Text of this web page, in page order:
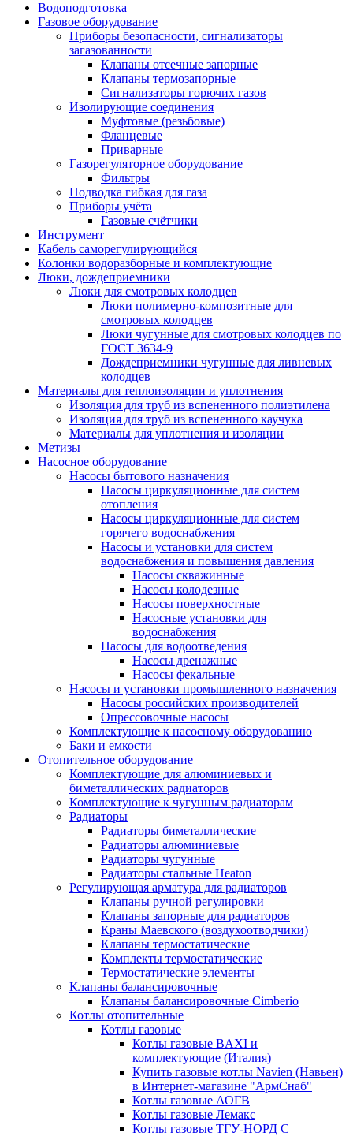
Водоподготовка
Газовое оборудование
Приборы безопасности, сигнализаторы
загазованности
Клапаны отсечные запорные
Клапаны термозапорные
Сигнализаторы горючих газов
Изолирующие соединения
Муфтовые (резьбовые)
Фланцевые
Приварные
Газорегуляторное оборудование
Фильтры
Подводка гибкая для газа
Приборы учёта
Газовые счётчики
Инструмент
Кабель саморегулирующийся
Колонки водоразборные и комплектующие
Люки, дождеприемники
Люки для смотровых колодцев
Люки полимерно-композитные для
смотровых колодцев
Люки чугунные для смотровых колодцев по
ГОСТ 3634-9
Дождеприемники чугунные для ливневых
колодцев
Материалы для теплоизоляции и уплотнения
Изоляция для труб из вспененного полиэтилена
Изоляция для труб из вспененного каучука
Материалы для уплотнения и изоляции
Метизы
Насосное оборудование
Насосы бытового назначения
Насосы циркуляционные для систем
отопления
Насосы циркуляционные для систем
горячего водоснабжения
Насосы и установки для систем
водоснабжения и повышения давления
Насосы скважинные
Насосы колодезные
Насосы поверхностные
Насосные установки для
водоснабжения
Насосы для водоотведения
Насосы дренажные
Насосы фекальные
Насосы и установки промышленного назначения
Насосы российских производителей
Опрессовочные насосы
Комплектующие к насосному оборудованию
Баки и емкости
Отопительное оборудование
Комплектующие для алюминиевых и
биметаллических радиаторов
Комплектующие к чугунным радиаторам
Радиаторы
Радиаторы биметаллические
Радиаторы алюминиевые
Радиаторы чугунные
Радиаторы стальные Heaton
Регулирующая арматура для радиаторов
Клапаны ручной регулировки
Клапаны запорные для радиаторов
Краны Маевского (воздухоотводчики)
Клапаны термостатические
Комплекты термостатические
Термостатические элементы
Клапаны балансировочные
Клапаны балансировочные Cimberio
Котлы отопительные
Котлы газовые
Котлы газовые BAXI и
комплектующие (Италия)
Купить газовые котлы Navien (Навьен)
в Интернет-магазине "АрмСнаб"
Котлы газовые АОГВ
Котлы газовые Лемакс
Котлы газовые ТГУ-НОРД С